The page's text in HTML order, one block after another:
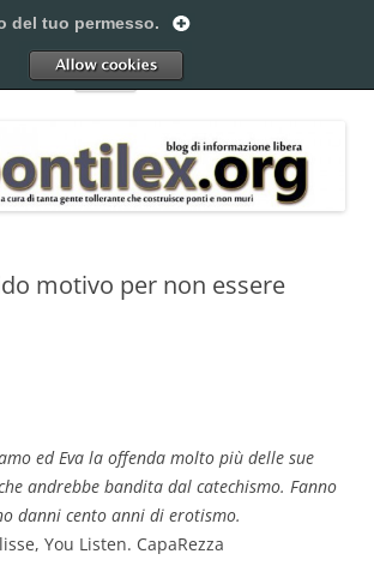
Menu
motivo per non essere
ed Eva la offenda molto più delle sue
andrebbe bandita dal catechismo. Fanno
danni cento anni di erotismo.
You Listen. CapaRezza
del tuo permesso.